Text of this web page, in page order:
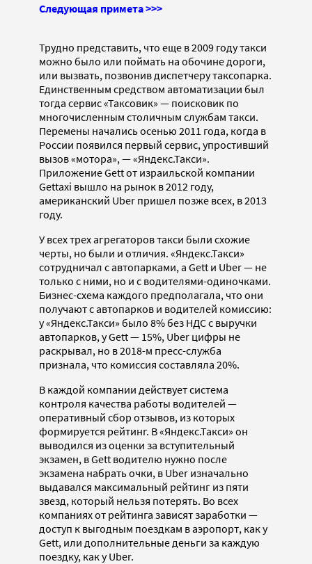
Следующая примета >>>
Трудно представить, что еще в 2009 году такси
можно было или поймать на обочине дороги,
или вызвать, позвонив диспетчеру таксопарка.
Единственным средством автоматизации был
тогда сервис «Таксовик» — поисковик по
многочисленным столичным службам такси.
Перемены начались осенью 2011 года, когда в
России появился первый сервис, упростивший
вызов «мотора», — «Яндекс.Такси».
Приложение Gett от израильской компании
Gettaxi вышло на рынок в 2012 году,
американский Uber пришел позже всех, в 2013
году.
У всех трех агрегаторов такси были схожие
черты, но были и отличия. «Яндекс.Такси»
сотрудничал с автопарками, а Gett и Uber — не
только с ними, но и с водителями-одиночками.
Бизнес-схема каждого предполагала, что они
получают с автопарков и водителей комиссию:
у «Яндекс.Такси» было 8% без НДС с выручки
автопарков, у Gett — 15%, Uber цифры не
раскрывал, но в 2018-м пресс-служба
признала, что комиссия составляла 20%.
В каждой компании действует система
контроля качества работы водителей —
оперативный сбор отзывов, из которых
формируется рейтинг. В «Яндекс.Такси» он
выводился из оценки за вступительный
экзамен, в Gett водителю нужно после
экзамена набрать очки, в Uber изначально
выдавался максимальный рейтинг из пяти
звезд, который нельзя потерять. Во всех
компаниях от рейтинга зависят заработки —
доступ к выгодным поездкам в аэропорт, как у
Gett, или дополнительные деньги за каждую
поездку, как у Uber.